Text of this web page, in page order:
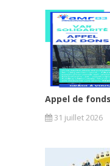
Appel de
31 juillet 2026